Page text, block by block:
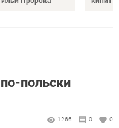
польски
1266 0 0